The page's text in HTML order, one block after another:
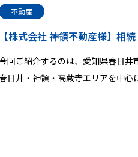
不動産
【株式会社 神領不動産様】相
回ご紹介するのは、愛知県春日井
春日井・神領・高蔵寺エリアを中